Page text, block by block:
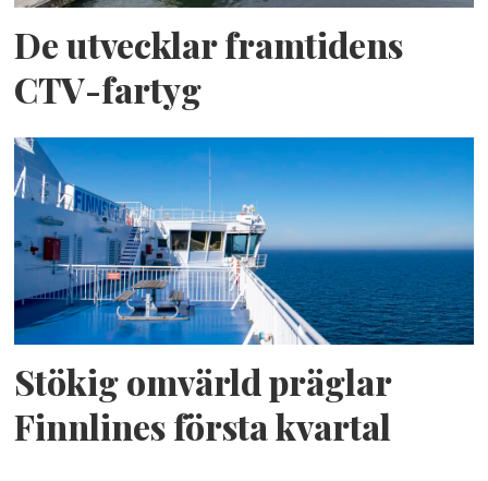
De utvecklar framtidens
CTV-fartyg
Stökig omvärld präglar
Finnlines första kvartal